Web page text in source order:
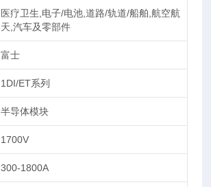
医疗卫生,电子/电池,道路/轨道/船舶,航空航
天,汽车及零部件
富士
1DI/ET系列
半导体模块
1700V
300-1800A